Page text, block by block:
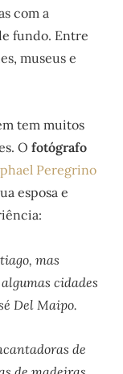
com a
fundo. Entre
museus e
tem muitos
O fotógrafo
Peregrino
esposa e
mas
cidades
Del Maipo.
de